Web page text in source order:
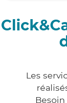
Les